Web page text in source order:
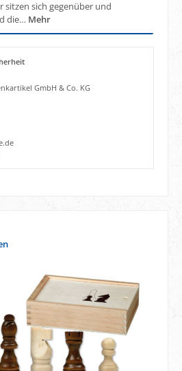
sitzen sich gegenüber und
die… Mehr
GmbH & Co. KG